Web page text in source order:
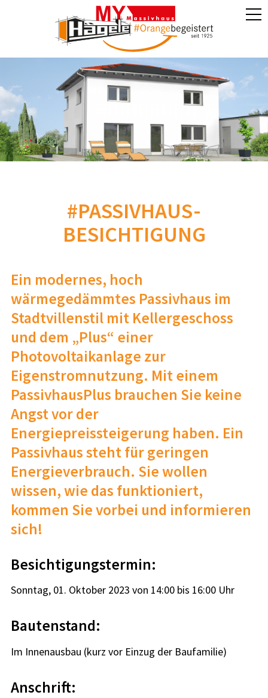
#PASSIVHAUS-
BESICHTIGUNG
Ein modernes, hoch
wärmegedämmtes Passivhaus im
Stadtvillenstil mit Kellergeschoss
und dem „Plus“ einer
Photovoltaikanlage zur
Eigenstromnutzung. Mit einem
PassivhausPlus brauchen Sie keine
Angst vor der
Energiepreissteigerung haben. Ein
Passivhaus steht für geringen
Energieverbrauch. Sie wollen
wissen, wie das funktioniert,
kommen Sie vorbei und informieren
sich!
Besichtigungstermin:
Sonntag, 01. Oktober 2023 von 14:00 bis 16:00 Uhr
Bautenstand:
Im Innenausbau (kurz vor Einzug der Baufamilie)
Anschrift: